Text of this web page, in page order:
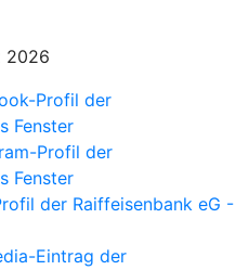
2026
Profil der
Fenster
Profil der
Fenster
der Raiffeisenbank eG -
Eintrag der